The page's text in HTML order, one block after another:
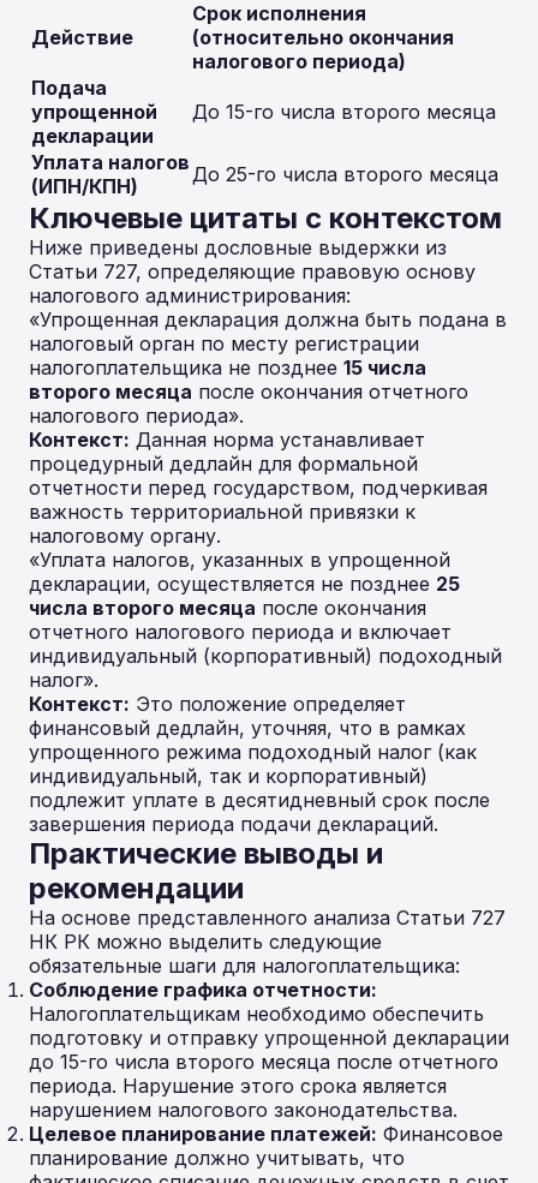
Действие
Срок исполнения
(относительно окончания
налогового периода)
Подача
упрощенной
декларации
До 15-го числа второго месяца
Уплата налогов
(ИПН/КПН)
До 25-го числа второго месяца
Ключевые цитаты с контекстом
Ниже приведены дословные выдержки из
Статьи 727, определяющие правовую основу
налогового администрирования:
«Упрощенная декларация должна быть подана в
налоговый орган по месту регистрации
налогоплательщика не позднее 15 числа
второго месяца после окончания отчетного
налогового периода».
Контекст: Данная норма устанавливает
процедурный дедлайн для формальной
отчетности перед государством, подчеркивая
важность территориальной привязки к
налоговому органу.
«Уплата налогов, указанных в упрощенной
декларации, осуществляется не позднее 25
числа второго месяца после окончания
отчетного налогового периода и включает
индивидуальный (корпоративный) подоходный
налог».
Контекст: Это положение определяет
финансовый дедлайн, уточняя, что в рамках
упрощенного режима подоходный налог (как
индивидуальный, так и корпоративный)
подлежит уплате в десятидневный срок после
завершения периода подачи деклараций.
Практические выводы и
рекомендации
На основе представленного анализа Статьи 727
НК РК можно выделить следующие
обязательные шаги для налогоплательщика:
Соблюдение графика отчетности:
Налогоплательщикам необходимо обеспечить
подготовку и отправку упрощенной декларации
до 15-го числа второго месяца после отчетного
периода. Нарушение этого срока является
нарушением налогового законодательства.
Целевое планирование платежей: Финансовое
планирование должно учитывать, что